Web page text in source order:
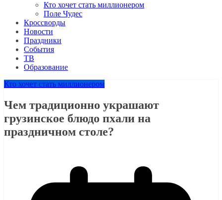
Кто хочет стать миллионером
Поле Чудес
Кроссворды
Новости
Праздники
События
ТВ
Образование
Кто хочет стать миллионером
Чем традиционно украшают
грузинское блюдо пхали на
праздничном столе?